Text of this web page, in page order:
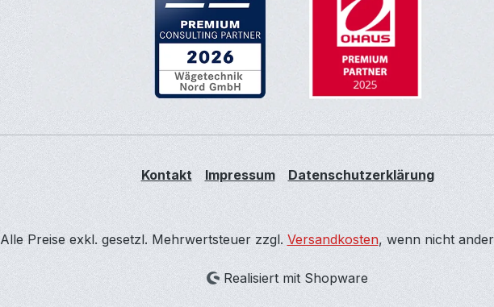
Kontakt Impressum Datenschutzerklärung
Alle Preise exkl. gesetzl. Mehrwertsteuer zzgl. Versandkosten, wenn nicht
Realisiert mit Shopware